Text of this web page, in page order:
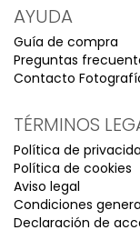
AYUDA
Guía de compra
Preguntas
Contacto
TÉRMINOS
Política de
Política de cookies
Aviso legal
Condiciones
Declaración de